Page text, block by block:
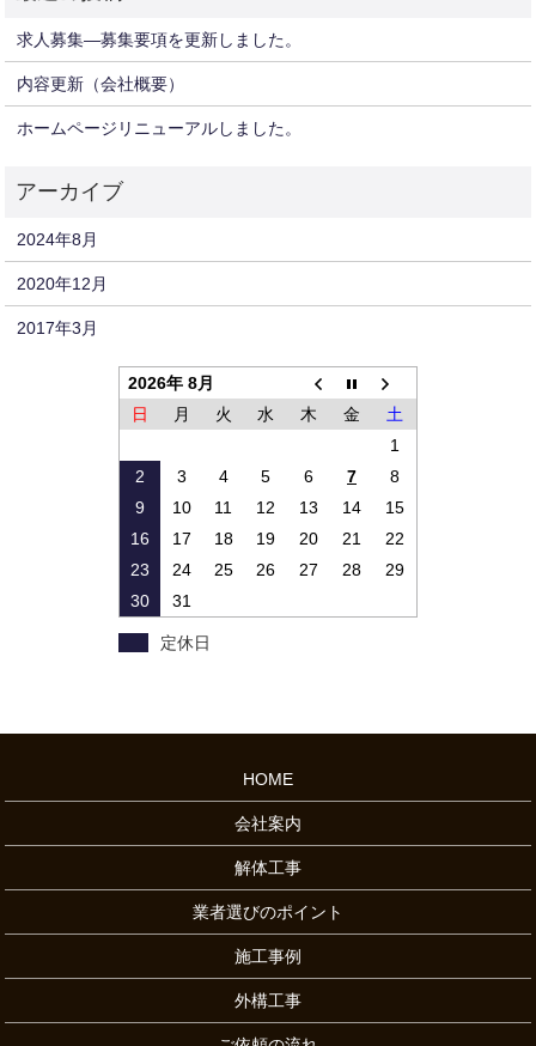
求人募集—募集要項を更新しました。
内容更新（会社概要）
ホームページリニューアルしました。
2024年8月
2020年12月
2017年3月
2026年 8月
日
月 火 水 木 金
土
1
2
3 4 5 6 7
8
9
10 11 12 13 14
15
16
17 18 19 20 21
22
23
24 25 26 27 28
29
30
31
定休日
HOME
会社案内
解体工事
業者選びのポイント
施工事例
外構工事